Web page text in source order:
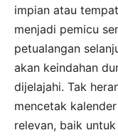
impian atau
menjadi pemicu
petualangan
akan keindahan
dijelajahi. Tak
mencetak
relevan, baik